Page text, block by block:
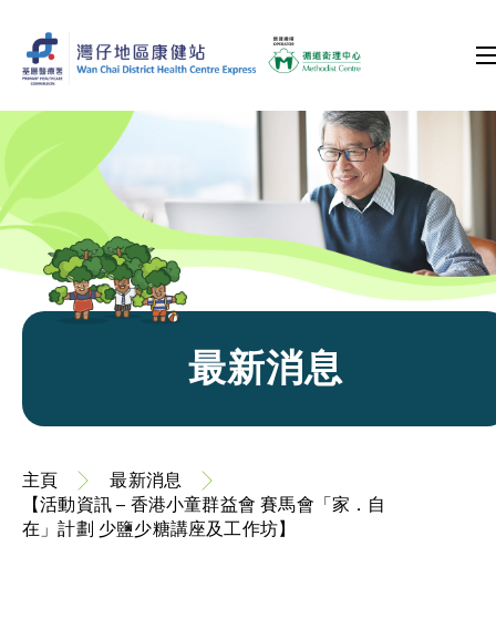
最新消息
主頁
最新消息
【活動資訊 – 香港小童群益會 賽馬會「家．自
在」計劃 少鹽少糖講座及工作坊】